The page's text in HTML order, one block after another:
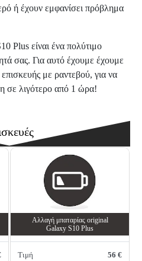
ή έχουν εμφανίσει πρόβλημα
Plus είναι ένα πολύτιμο
σας. Για αυτό έχουμε έχουμε
με ραντεβού, για να
σε λιγότερο από 1 ώρα!
Αλλαγή μπαταρίας original
Galaxy S10 Plus
Τιμή 56 €